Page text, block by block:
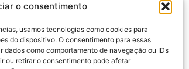
o consentimento
usamos tecnologias como cookies para
do dispositivo. O consentimento para essas
dados como comportamento de navegação ou IDs
ou retirar o consentimento pode afetar
Públicos (ANADEP)
Defensoria Pública do Rio de Janeiro
Caixa de Assistência aos Membros da